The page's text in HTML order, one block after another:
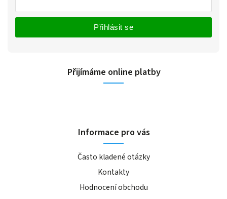
Přihlásit se
Přijímáme online platby
Informace pro vás
Často kladené otázky
Kontakty
Hodnocení obchodu